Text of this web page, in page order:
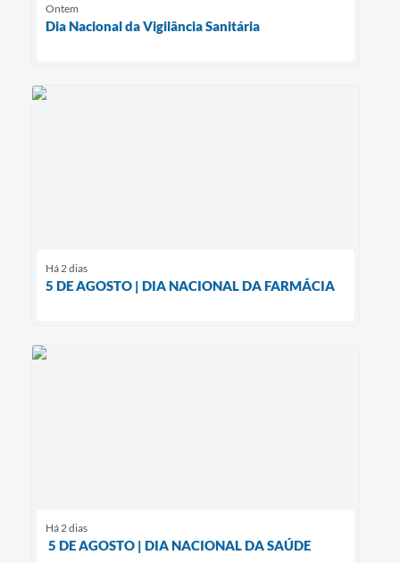
Ontem
Dia Nacional da Vigilância Sanitária
Há 2 dias
5 DE AGOSTO | DIA NACIONAL DA FARMÁCIA
Há 2 dias
5 DE AGOSTO | DIA NACIONAL DA SAÚDE